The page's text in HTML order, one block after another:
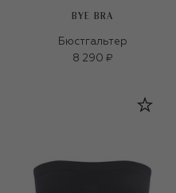
BYE BRA
Бюстгальтер
8 290 ₽